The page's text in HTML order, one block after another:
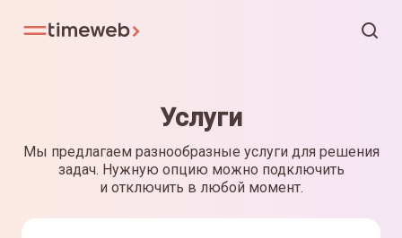
Услуги
Мы предлагаем разнообразные услуги для решения
задач. Нужную опцию можно подключить
и отключить в любой момент.